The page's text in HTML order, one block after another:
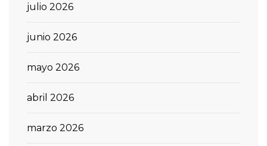
julio 2026
junio 2026
mayo 2026
abril 2026
marzo 2026